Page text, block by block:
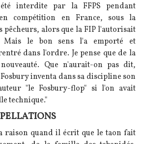
interdite par la FFPS pendant
compétition en France, sous la
pêcheurs, alors que la FIP l'autorisait
Mais le bon sens l'a emporté et
dans l'ordre. Je pense que de la
Que n'aurait-on pas dit,
inventa dans sa discipline son
"le Fosbury-flop" si l'on avait
technique."
raison quand il écrit que le taon fait